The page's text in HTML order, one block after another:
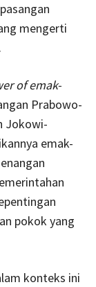
mengerti
of emak-
Prabowo-
Jokowi-
emak-
pokok yang
konteks ini